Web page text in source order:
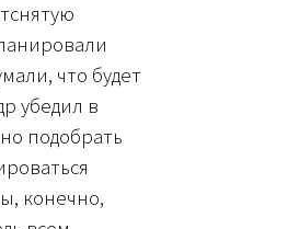
что будет
убедил в
подобрать
конечно,